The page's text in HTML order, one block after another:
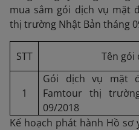
mua sắm gói dịch vụ mặt
thị trường Nhật Bản tháng
STT Tên gói
1
Gói dịch vụ mặt
Famtour thị
09/2018
Kế hoạch phát hành Hồ